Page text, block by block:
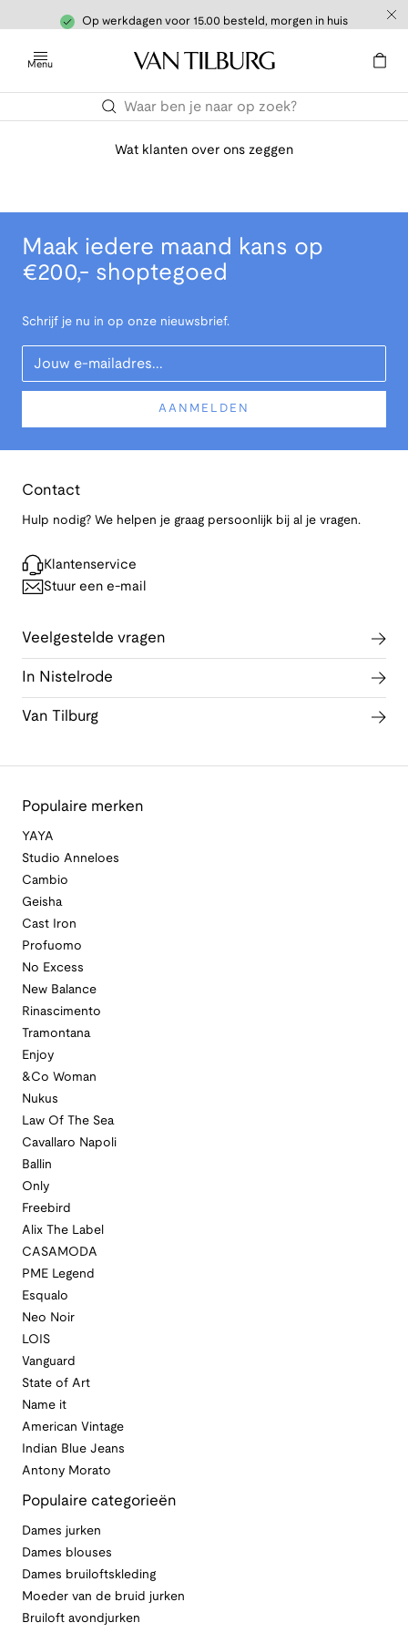
Op werkdagen voor 15.00 besteld, morgen in huis
Menu
Wat klanten over ons zeggen
Maak iedere maand kans op
€200,- shoptegoed
Schrijf je nu in op onze nieuwsbrief.
Your Email
AANMELDEN
Contact
Hulp nodig? We helpen je graag persoonlijk bij al je vragen.
Klantenservice
Stuur een e-mail
Veelgestelde vragen
In Nistelrode
Van Tilburg
Populaire merken
YAYA
Studio Anneloes
Cambio
Geisha
Cast Iron
Profuomo
No Excess
New Balance
Rinascimento
Tramontana
Enjoy
&Co Woman
Nukus
Law Of The Sea
Cavallaro Napoli
Ballin
Only
Freebird
Alix The Label
CASAMODA
PME Legend
Esqualo
Neo Noir
LOIS
Vanguard
State of Art
Name it
American Vintage
Indian Blue Jeans
Antony Morato
Populaire categorieën
Dames jurken
Dames blouses
Dames bruiloftskleding
Moeder van de bruid jurken
Bruiloft avondjurken